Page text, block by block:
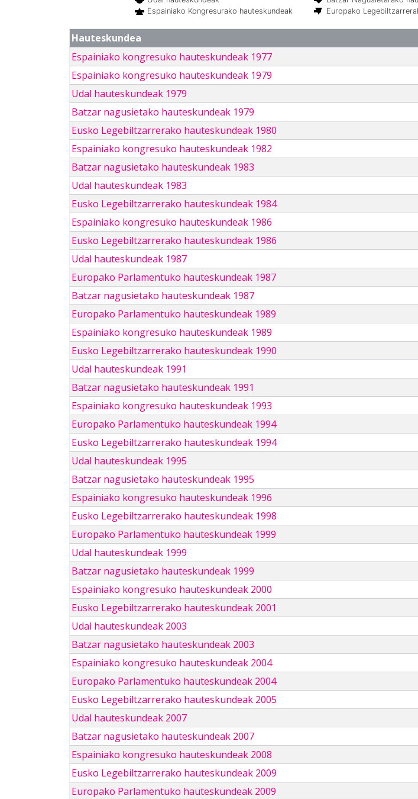
Espainiako Kongresurako hauteskundeak
Europako
Hauteskundea
Espainiako kongresuko hauteskundeak 1977
Espainiako kongresuko hauteskundeak 1979
Udal hauteskundeak 1979
Batzar nagusietako hauteskundeak 1979
Eusko Legebiltzarrerako hauteskundeak 1980
Espainiako kongresuko hauteskundeak 1982
Batzar nagusietako hauteskundeak 1983
Udal hauteskundeak 1983
Eusko Legebiltzarrerako hauteskundeak 1984
Espainiako kongresuko hauteskundeak 1986
Eusko Legebiltzarrerako hauteskundeak 1986
Udal hauteskundeak 1987
Europako Parlamentuko hauteskundeak 1987
Batzar nagusietako hauteskundeak 1987
Europako Parlamentuko hauteskundeak 1989
Espainiako kongresuko hauteskundeak 1989
Eusko Legebiltzarrerako hauteskundeak 1990
Udal hauteskundeak 1991
Batzar nagusietako hauteskundeak 1991
Espainiako kongresuko hauteskundeak 1993
Europako Parlamentuko hauteskundeak 1994
Eusko Legebiltzarrerako hauteskundeak 1994
Udal hauteskundeak 1995
Batzar nagusietako hauteskundeak 1995
Espainiako kongresuko hauteskundeak 1996
Eusko Legebiltzarrerako hauteskundeak 1998
Europako Parlamentuko hauteskundeak 1999
Udal hauteskundeak 1999
Batzar nagusietako hauteskundeak 1999
Espainiako kongresuko hauteskundeak 2000
Eusko Legebiltzarrerako hauteskundeak 2001
Udal hauteskundeak 2003
Batzar nagusietako hauteskundeak 2003
Espainiako kongresuko hauteskundeak 2004
Europako Parlamentuko hauteskundeak 2004
Eusko Legebiltzarrerako hauteskundeak 2005
Udal hauteskundeak 2007
Batzar nagusietako hauteskundeak 2007
Espainiako kongresuko hauteskundeak 2008
Eusko Legebiltzarrerako hauteskundeak 2009
Europako Parlamentuko hauteskundeak 2009